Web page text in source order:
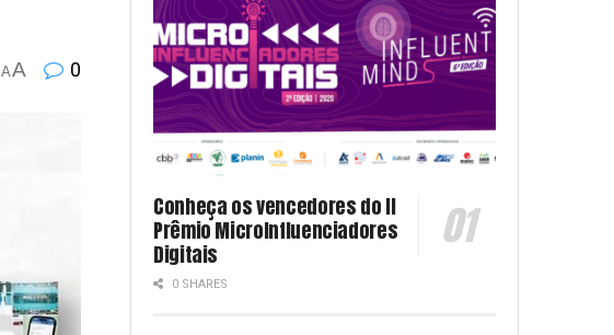
AA 0
Conheça os vencedores do II
Prêmio MicroInfluenciadores
Digitais
0 SHARES